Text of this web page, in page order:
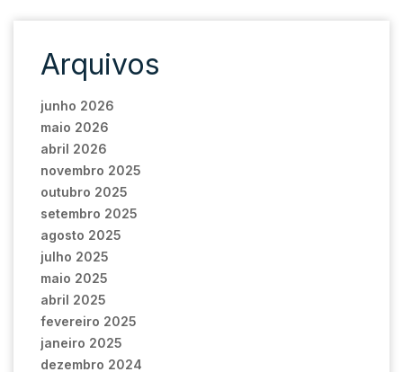
Arquivos
junho 2026
maio 2026
abril 2026
novembro 2025
outubro 2025
setembro 2025
agosto 2025
julho 2025
maio 2025
abril 2025
fevereiro 2025
janeiro 2025
dezembro 2024